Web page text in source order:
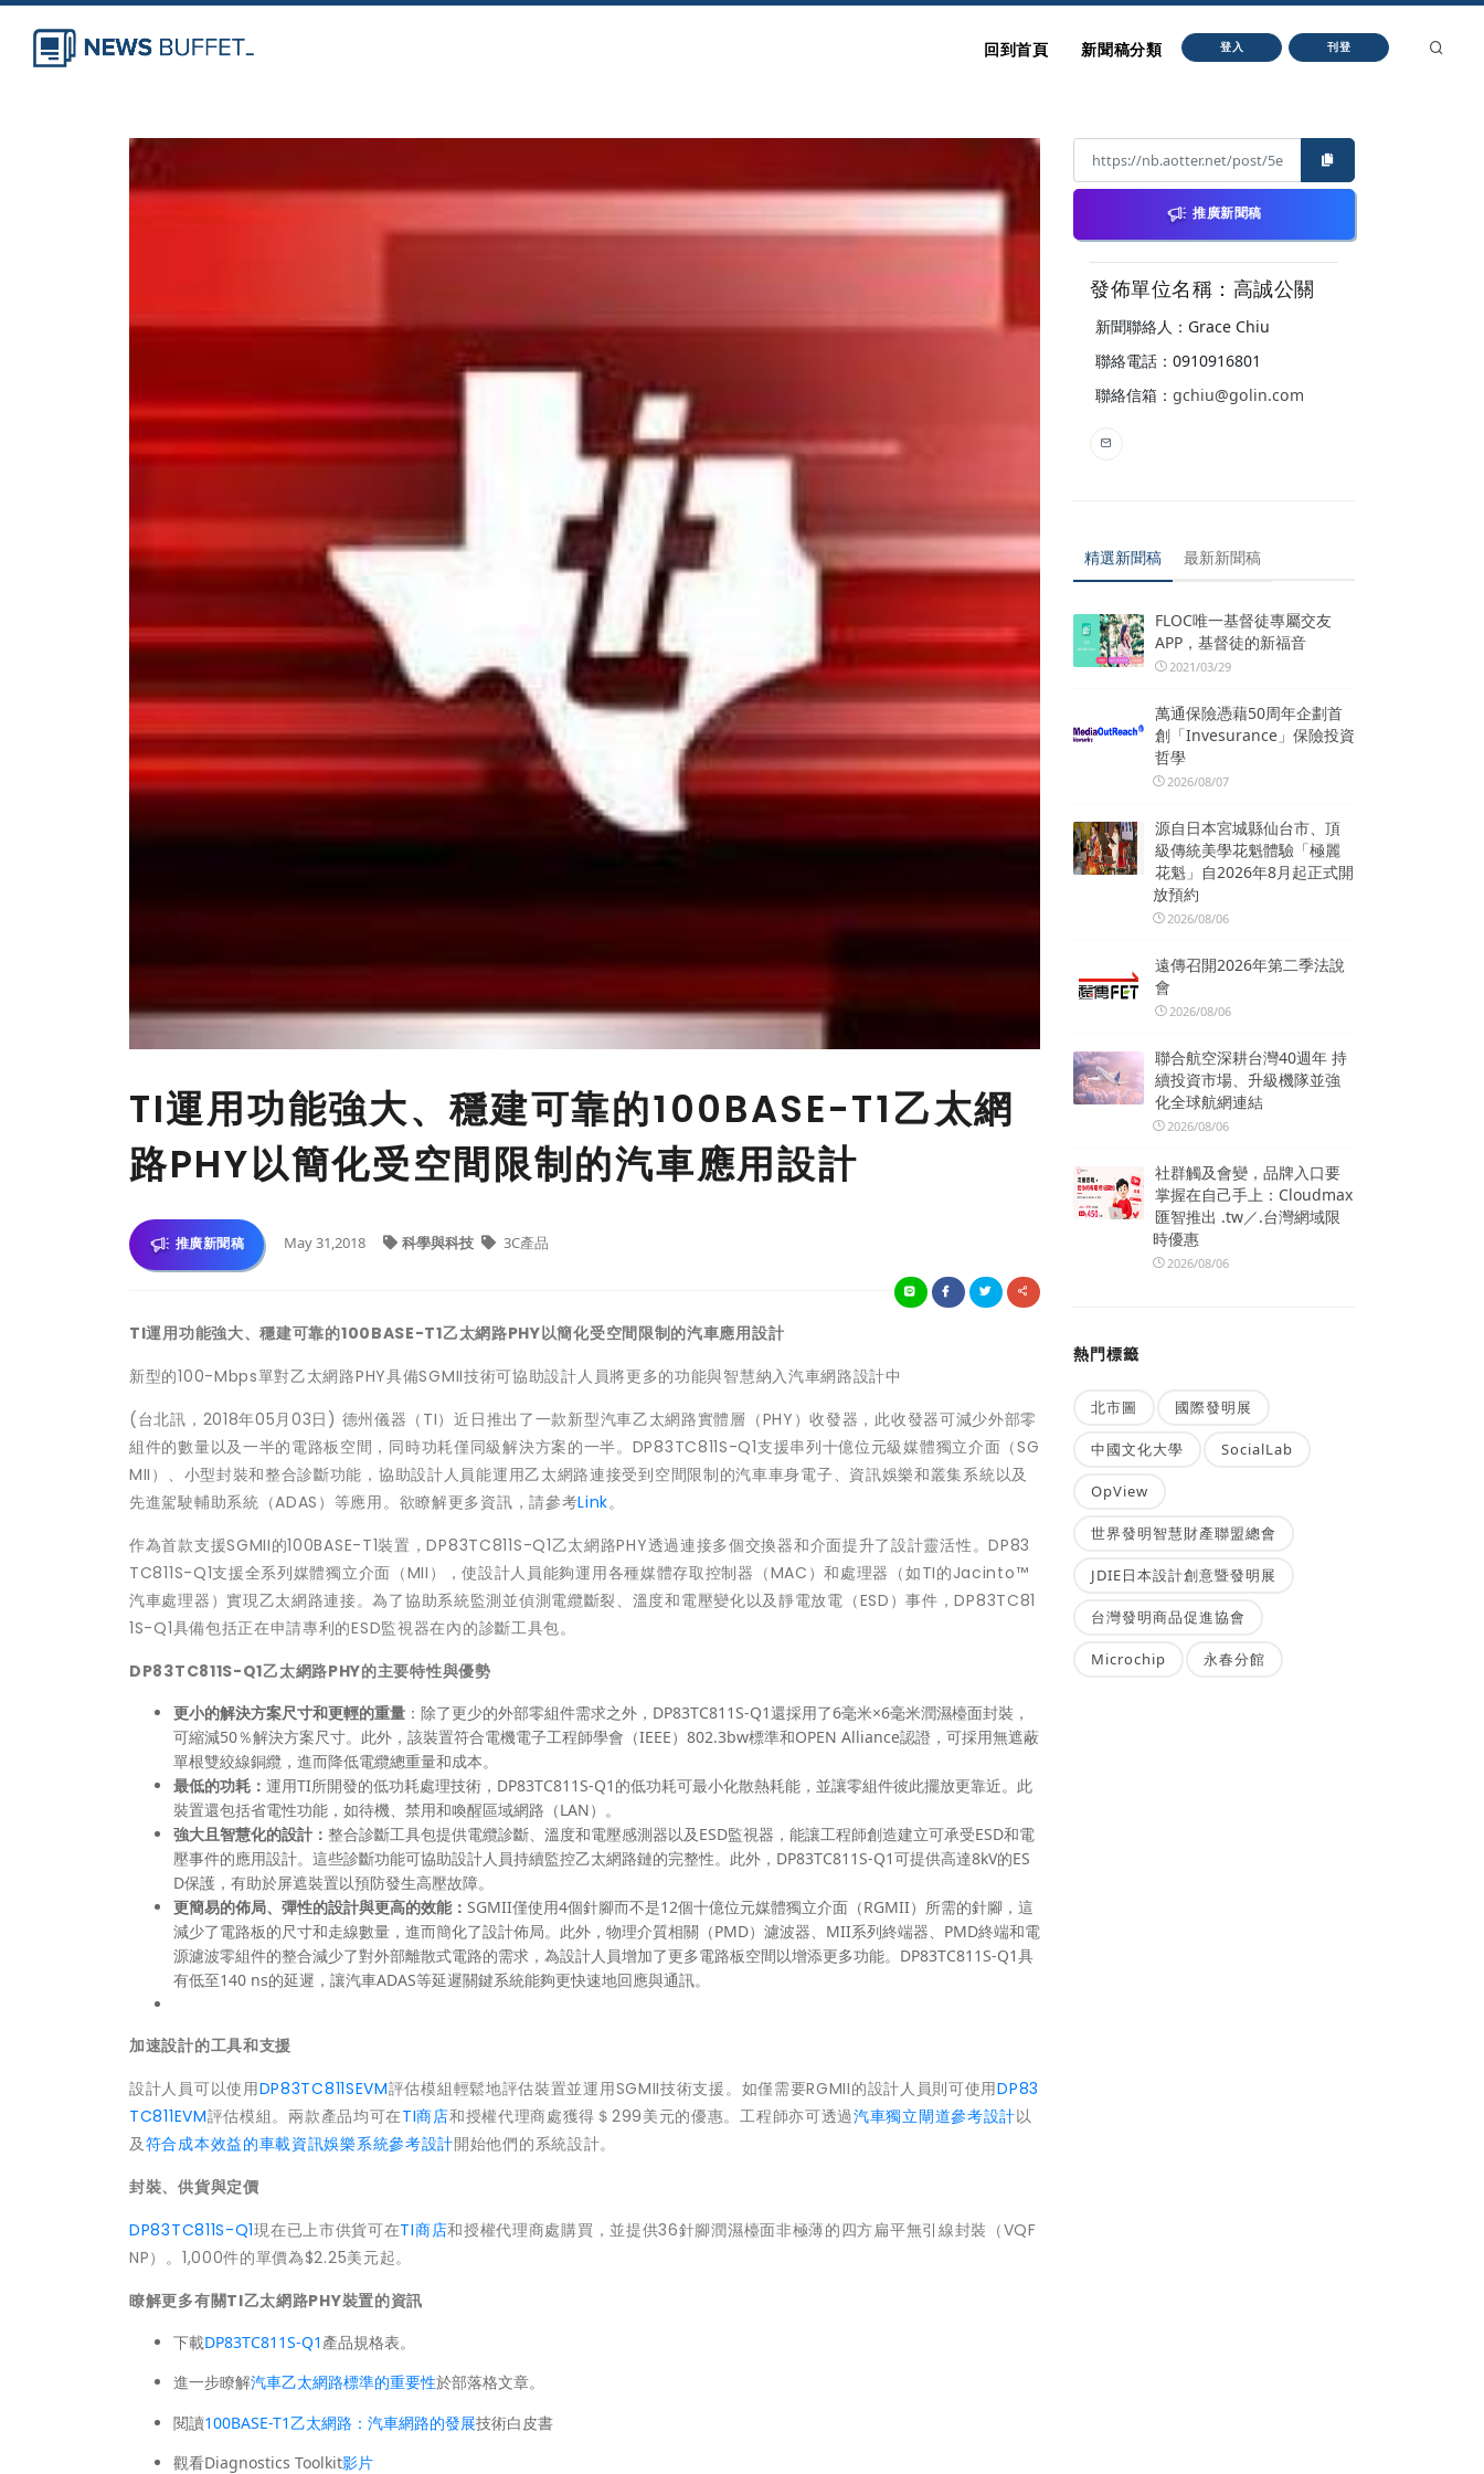
回到首頁 新聞稿分類 登入 刊登
TI運用功能強大、穩建可靠的100BASE-T1乙太網
路PHY以簡化受空間限制的汽車應用設計
推廣新聞稿 May 31,2018 科學與科技 3C產品
TI運用功能強大、穩建可靠的100BASE-T1乙太網路PHY以簡化受空間限制的汽車應用設計
新型的100-Mbps單對乙太網路PHY具備SGMII技術可協助設計人員將更多的功能與智慧納入汽車網路設計中
(台北訊，2018年05月03日) 德州儀器（TI）近日推出了一款新型汽車乙太網路實體層（PHY）收發器，此收發器可減少外部零
組件的數量以及一半的電路板空間，同時功耗僅同級解決方案的一半。DP83TC811S-Q1支援串列十億位元級媒體獨立介面（SG
MII）、小型封裝和整合診斷功能，協助設計人員能運用乙太網路連接受到空間限制的汽車車身電子、資訊娛樂和叢集系統以及
先進駕駛輔助系統（ADAS）等應用。欲瞭解更多資訊，請參考Link。
作為首款支援SGMII的100BASE-T1裝置，DP83TC811S-Q1乙太網路PHY透過連接多個交換器和介面提升了設計靈活性。DP83
TC811S-Q1支援全系列媒體獨立介面（MII），使設計人員能夠運用各種媒體存取控制器（MAC）和處理器（如TI的Jacinto™
汽車處理器）實現乙太網路連接。為了協助系統監測並偵測電纜斷裂、溫度和電壓變化以及靜電放電（ESD）事件，DP83TC81
1S-Q1具備包括正在申請專利的ESD監視器在內的診斷工具包。
DP83TC811S-Q1乙太網路PHY的主要特性與優勢
更小的解決方案尺寸和更輕的重量 ：除了更少的外部零組件需求之外，DP83TC811S-Q1還採用了6毫米×6毫米潤濕檯面封裝，
可縮減50％解決方案尺寸。此外，該裝置符合電機電子工程師學會（IEEE）802.3bw標準和OPEN Alliance認證，可採用無遮蔽
單根雙絞線銅纜，進而降低電纜總重量和成本。
最低的功耗： 運用TI所開發的低功耗處理技術，DP83TC811S-Q1的低功耗可最小化散熱耗能，並讓零組件彼此擺放更靠近。此
裝置還包括省電性功能，如待機、禁用和喚醒區域網路（LAN）。
強大且智慧化的設計： 整合診斷工具包提供電纜診斷、溫度和電壓感測器以及ESD監視器，能讓工程師創造建立可承受ESD和電
壓事件的應用設計。這些診斷功能可協助設計人員持續監控乙太網路鏈的完整性。此外，DP83TC811S-Q1可提供高達8kV的ES
D保護，有助於屏遮裝置以預防發生高壓故障。
更簡易的佈局、彈性的設計與更高的效能： SGMII僅使用4個針腳而不是12個十億位元媒體獨立介面（RGMII）所需的針腳，這
減少了電路板的尺寸和走線數量，進而簡化了設計佈局。此外，物理介質相關（PMD）濾波器、MII系列終端器、PMD終端和電
源濾波零組件的整合減少了對外部離散式電路的需求，為設計人員增加了更多電路板空間以增添更多功能。DP83TC811S-Q1具
有低至140 ns的延遲，讓汽車ADAS等延遲關鍵系統能夠更快速地回應與通訊。
加速設計的工具和支援
設計人員可以使用DP83TC811SEVM評估模組輕鬆地評估裝置並運用SGMII技術支援。如僅需要RGMII的設計人員則可使用DP83
TC811EVM評估模組。兩款產品均可在TI商店和授權代理商處獲得＄299美元的優惠。工程師亦可透過汽車獨立閘道參考設計以
及符合成本效益的車載資訊娛樂系統參考設計開始他們的系統設計。
封裝、供貨與定價
DP83TC811S-Q1現在已上市供貨可在TI商店和授權代理商處購買，並提供36針腳潤濕檯面非極薄的四方扁平無引線封裝（VQF
NP）。1,000件的單價為$2.25美元起。
瞭解更多有關TI乙太網路PHY裝置的資訊
下載DP83TC811S-Q1 產品規格表。
進一步瞭解汽車乙太網路標準的重要性於部落格文章。
閱讀100BASE-T1乙太網路：汽車網路的發展技術白皮書
觀看Diagnostics Toolkit影片
推廣新聞稿
發佈單位名稱：高誠公關
新聞聯絡人：Grace Chiu
聯絡電話：0910916801
聯絡信箱： gchiu@golin.com
精選新聞稿 最新新聞稿
FLOC唯一基督徒專屬交友
APP，基督徒的新福音
2021/03/29
萬通保險憑藉50周年企劃首
創「Invesurance」保險投資
哲學
2026/08/07
源自日本宮城縣仙台市、頂
級傳統美學花魁體驗「極麗
花魁」自2026年8月起正式開
放預約
2026/08/06
遠傳召開2026年第二季法說
會
2026/08/06
聯合航空深耕台灣40週年 持
續投資市場、升級機隊並強
化全球航網連結
2026/08/06
社群觸及會變，品牌入口要
掌握在自己手上：Cloudmax
匯智推出 .tw／.台灣網域限
時優惠
2026/08/06
熱門標籤
北市圖 國際發明展
中國文化大學 SocialLab
OpView
世界發明智慧財產聯盟總會
JDIE日本設計創意暨發明展
台灣發明商品促進協會
Microchip 永春分館